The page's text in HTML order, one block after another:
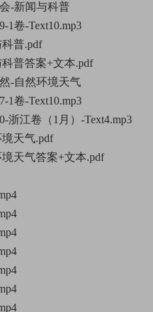
-新闻与科普
卷-Text10.mp3
普.pdf
答案+文本.pdf
-自然环境天气
卷-Text10.mp3
江卷（1月）-Text4.mp3
天气.pdf
气答案+文本.pdf